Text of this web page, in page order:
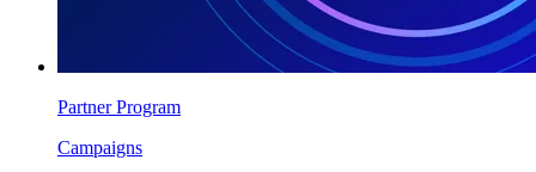
Partner Program
Campaigns